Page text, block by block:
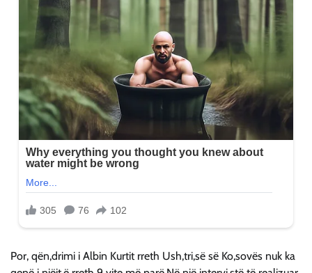
Por, qën,drimi i Albin Kurtit rreth Ush,tri,së së Ko,sovës nuk ka